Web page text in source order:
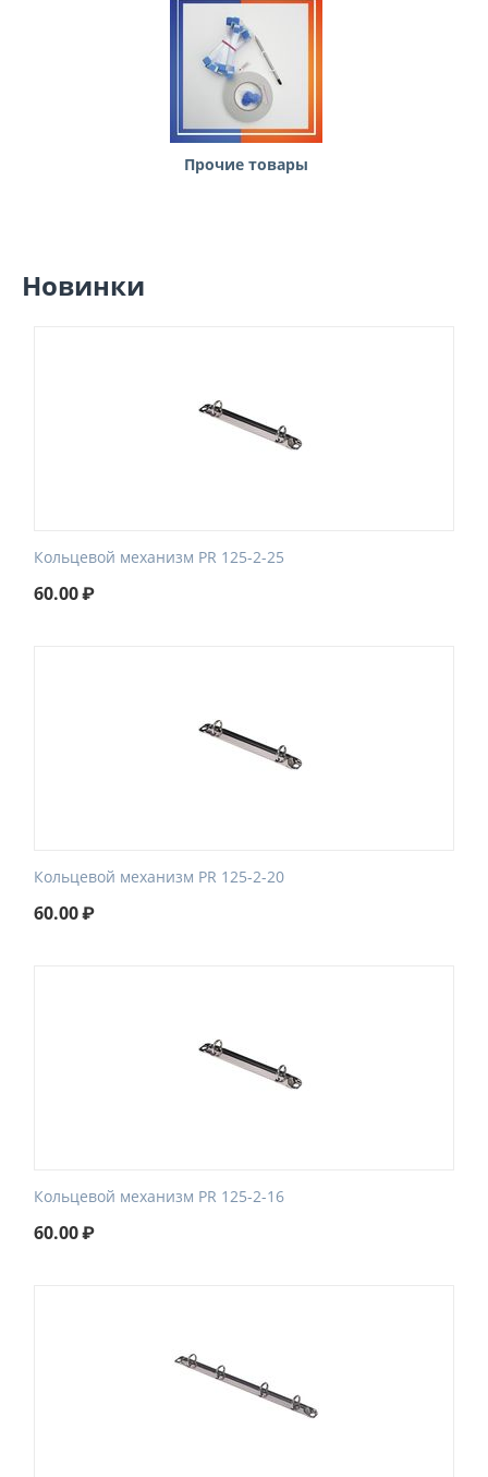
Прочие товары
Новинки
Кольцевой механизм PR 125-2-25
60.00₽
Кольцевой механизм PR 125-2-20
60.00₽
Кольцевой механизм PR 125-2-16
60.00₽